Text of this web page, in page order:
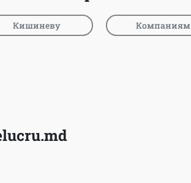
Кишиневу Компаниям